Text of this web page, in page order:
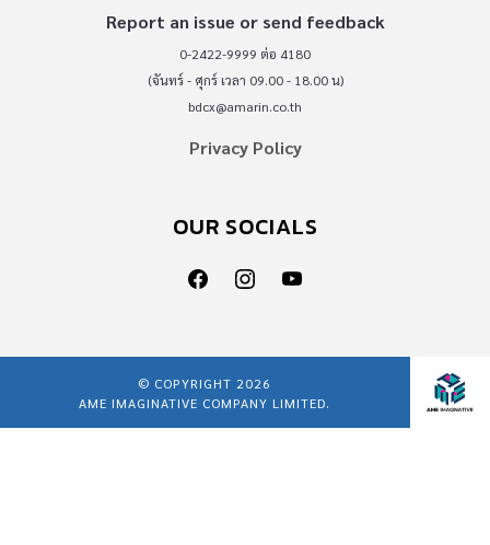
Report an issue or send feedback
0-2422-9999 ต่อ 4180
(จันทร์ - ศุกร์ เวลา 09.00 - 18.00 น)
bdcx@amarin.co.th
Privacy Policy
OUR SOCIALS
© COPYRIGHT 2026
AME IMAGINATIVE COMPANY LIMITED.